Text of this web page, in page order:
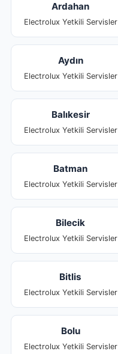
Ardahan
Electrolux Yetkili Servisler
Aydın
Electrolux Yetkili Servisler
Balıkesir
Electrolux Yetkili Servisler
Batman
Electrolux Yetkili Servisler
Bilecik
Electrolux Yetkili Servisler
Bitlis
Electrolux Yetkili Servisler
Bolu
Electrolux Yetkili Servisler